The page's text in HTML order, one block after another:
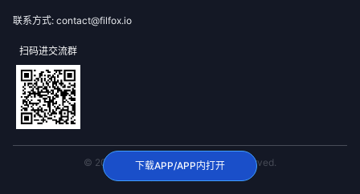
联系方式: contact@filfox.io
扫码进交流群
© 2020 FilFox Project. All Rights Reserved.
下载APP/APP内打开